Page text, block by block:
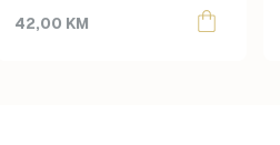
42,00 KM